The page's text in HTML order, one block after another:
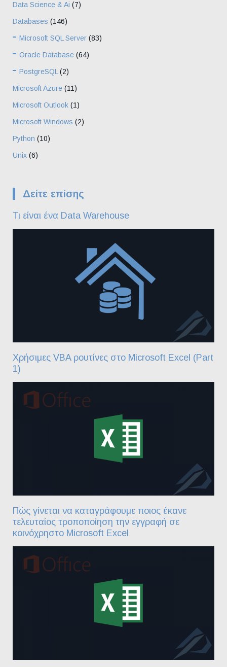
Data Science & Ai (7)
Databases (146)
Microsoft SQL Server (83)
Oracle Database (64)
PostgreSQL(2)
Microsoft Azure (11)
Microsoft Outlook (1)
Microsoft Windows (2)
Python (10)
Unix (6)
Δείτε επίσης
Τι είναι ένα Data Warehouse
Χρήσιμες VBA ρουτίνες στο Microsoft Excel (Part
1)
Πώς γίνεται να καταγράφουμε ποιος έκανε
τελευταίος τροποποίηση την εγγραφή σε
κοινόχρηστο Microsoft Excel